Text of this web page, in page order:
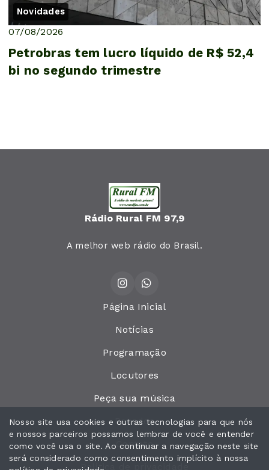
Novidades
07/08/2026
Petrobras tem lucro líquido de R$ 52,4
bi no segundo trimestre
Rádio Rural FM 97,9
A melhor web rádio do Brasil.
Página Inicial
Notícias
Programação
Locutores
Peça sua música
Recados
Contato
Política de privacidade
Nosso site usa cookies e outras tecnologias para que nós
e nossos parceiros possamos lembrar de você e entender
como você usa o site. Ao continuar a navegação neste site
será considerado como consentimento implícito à nossa